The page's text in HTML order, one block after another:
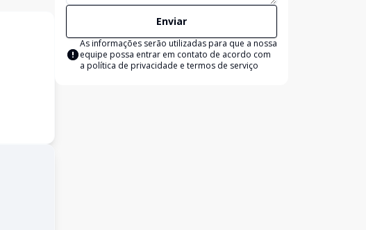
Enviar
As informações serão utilizadas para que a nossa
equipe possa entrar em contato de acordo com
a política de privacidade e termos de serviço